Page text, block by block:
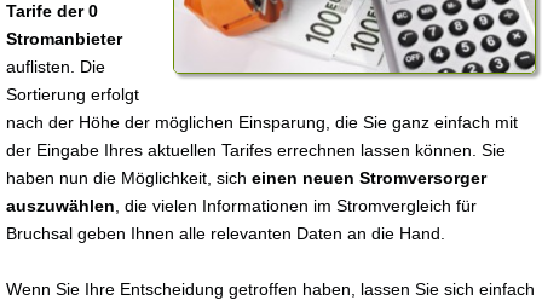
Tarife der 0
Stromanbieter
auflisten. Die
Sortierung erfolgt
nach der Höhe der möglichen Einsparung, die Sie ganz einfach mit
der Eingabe Ihres aktuellen Tarifes errechnen lassen können. Sie
haben nun die Möglichkeit, sich einen neuen Stromversorger
auszuwählen , die vielen Informationen im Stromvergleich für
Bruchsal geben Ihnen alle relevanten Daten an die Hand.
Wenn Sie Ihre Entscheidung getroffen haben, lassen Sie sich einfach